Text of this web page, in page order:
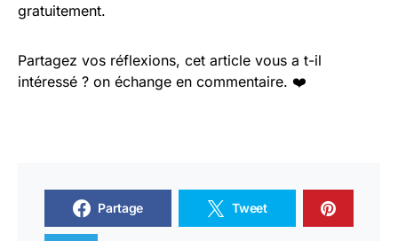
gratuitement.
Partagez vos réflexions, cet article vous a t-il
intéressé ? on échange en commentaire. ❤️
Partage Tweet